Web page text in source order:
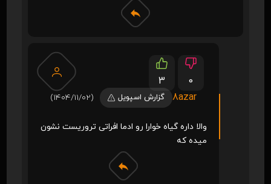
3
0
8azar
گزارش اسپویل (1404/11/02)
والا داره گیاه خوارا رو ادما افراتی تروریست نشون
میده که